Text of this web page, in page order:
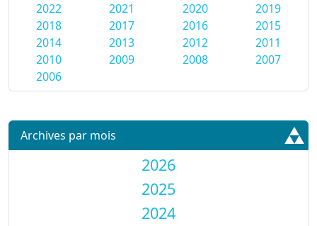
2022
2021 2020
2019
2018
2017 2016
2015
2014
2013 2012
2011
2010
2009 2008
2007
2006
Archives par mois
2026
2025
2024